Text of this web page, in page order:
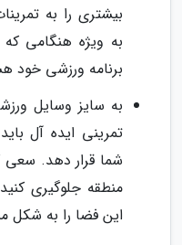
بیشتری را به
به ویژه هنگامی
برنامه ورزشی خود
به سایز وسایل
تمرینی ایده آل
شما قرار دهد. سعی
منطقه جلوگیری
این فضا را به شکل